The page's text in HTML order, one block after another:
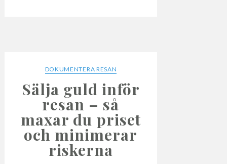
DOKUMENTERA RESAN
Sälja guld inför
resan – så
maxar du priset
och minimerar
riskerna